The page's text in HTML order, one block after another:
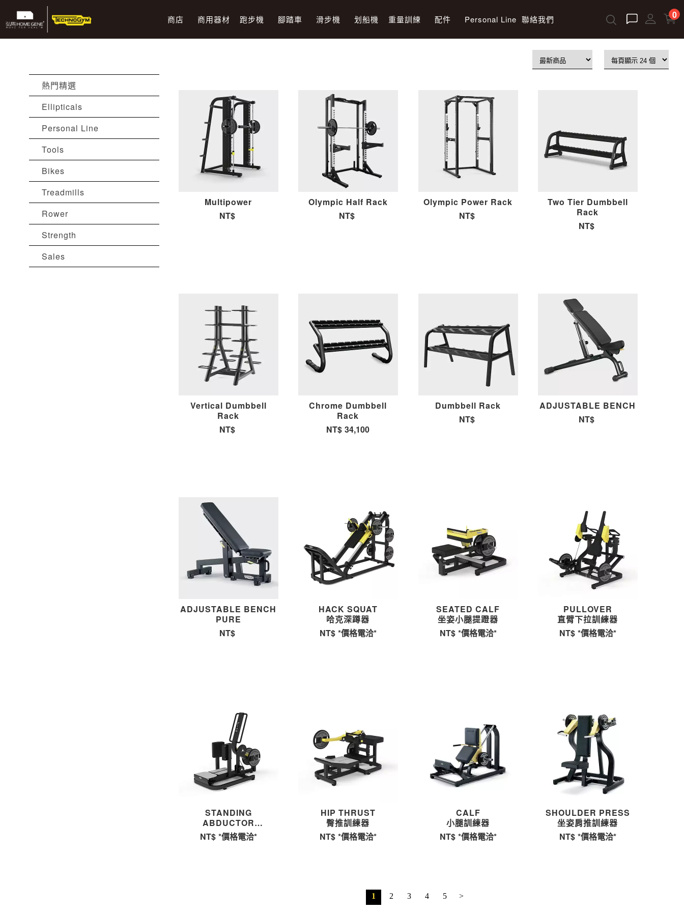
到
主
商店 商用器材 跑步機 腳踏車 滑步機 划船機 重量訓練 配件 Personal Line 聯絡我們 0
熱門精選
Ellipticals
Personal Line
Tools
Bikes
Treadmills
Rower
Strength
Sales
Multipower
NT$
Olympic Half Rack
NT$
Olympic Power Rack
NT$
Two Tier Dumbbell
Rack
NT$
Vertical Dumbbell
Rack
NT$
Chrome Dumbbell
Rack
NT$ 34,100
Dumbbell Rack
NT$
ADJUSTABLE BENCH
NT$
ADJUSTABLE BENCH
PURE
NT$
HACK SQUAT
哈克深蹲器
NT$ *價格電洽*
SEATED CALF
坐姿小腿提蹬器
NT$ *價格電洽*
PULLOVER
直臂下拉訓練器
NT$ *價格電洽*
STANDING
ABDUCTOR
站姿腿部外展訓練器
NT$ *價格電洽*
HIP THRUST
臀推訓練器
NT$ *價格電洽*
CALF
小腿訓練器
NT$ *價格電洽*
SHOULDER PRESS
坐姿肩推訓練器
NT$ *價格電洽*
1 2 3 4 5 >